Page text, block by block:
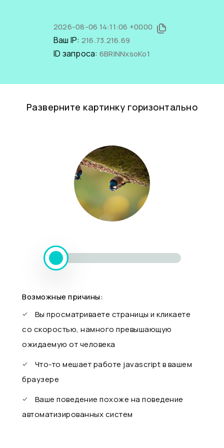
2026-08-06 14:11:06 +0000
Ваш IP: 216.73.216.69
ID запроса: 6BRlNNxsoKo1
Разверните картинку горизонтально
Возможные причины:
Вы просматриваете страницы и кликаете
со скоростью, намного превышающую
ожидаемую от человека
Что-то мешает работе javascript в вашем
браузере
Ваше поведение похоже на поведение
автоматизированных систем